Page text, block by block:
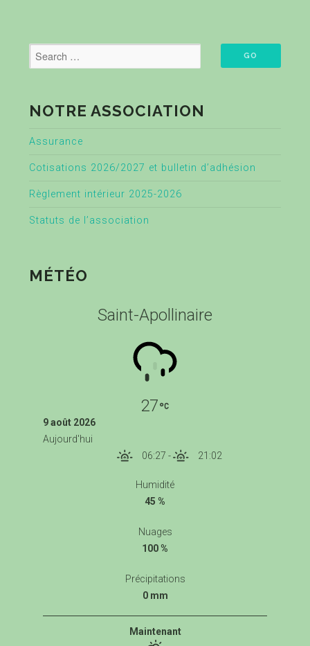
NOTRE ASSOCIATION
Assurance
Cotisations 2026/2027 et bulletin d’adhésion
Règlement intérieur 2025-2026
Statuts de l’association
MÉTÉO
Saint-Apollinaire
27
9 août 2026
Aujourd'hui
06:27 - 21:02
Humidité
45 %
Nuages
100 %
Précipitations
0 mm
Maintenant